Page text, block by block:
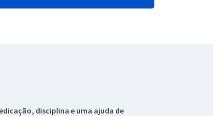
disciplina e uma ajuda de